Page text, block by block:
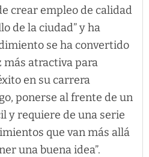
crear empleo de calidad
de la ciudad” y ha
se ha convertido
más atractiva para
en su carrera
ponerse al frente de un
y requiere de una serie
que van más allá
una buena idea”.